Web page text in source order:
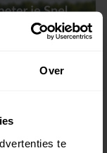
Over
te
€155,00